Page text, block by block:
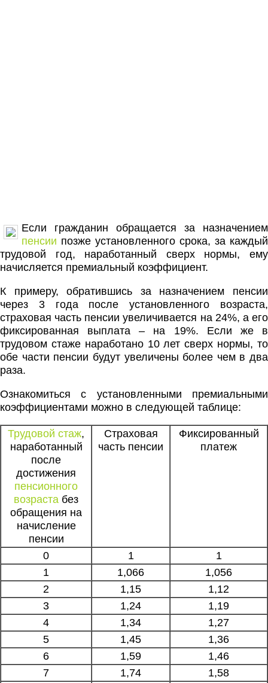
Если гражданин обращается за назначением
пенсии позже установленного срока, за каждый
трудовой год, наработанный сверх нормы, ему
начисляется премиальный коэффициент.
К примеру, обратившись за назначением пенсии
через 3 года после установленного возраста,
страховая часть пенсии увеличивается на 24%, а его
фиксированная выплата – на 19%. Если же в
трудовом стаже наработано 10 лет сверх нормы, то
обе части пенсии будут увеличены более чем в два
раза.
Ознакомиться с установленными премиальными
коэффициентами можно в следующей таблице:
Трудовой стаж,
наработанный
после
достижения
пенсионного
возраста без
обращения на
начисление
пенсии
Страховая
часть пенсии
Фиксированный
платеж
0 1
1
1
1,066
1,056
2
1,15
1,12
3
1,24
1,19
4
1,34
1,27
5
1,45
1,36
6
1,59
1,46
7
1,74
1,58